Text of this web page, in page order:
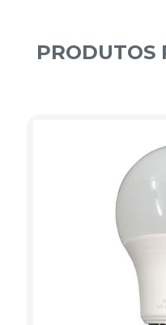
PRODUTOS